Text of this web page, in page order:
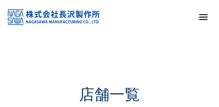
KSS加盟店・取扱店情報
店舗一覧
店舗一覧